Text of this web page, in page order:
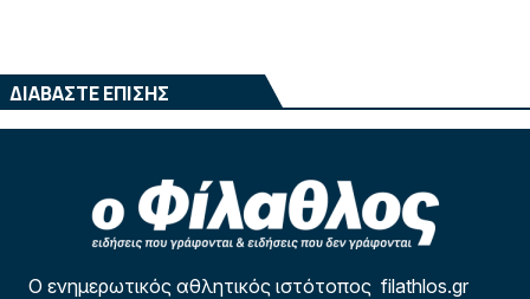
ΔΙΑΒΑΣΤΕ ΕΠΙΣΗΣ
Ο ενημερωτικός αθλητικός ιστότοπος filathlos.gr